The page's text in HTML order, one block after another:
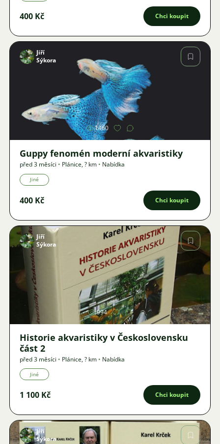
400 Kč Chci koupit
Obrázek
Jiří
Sýkora
1460
Guppy fenomén moderní akvaristiky
před 3 měsíci • Plánice,? km • Nabídka
Jiné
400 Kč Chci koupit
Obrázek
Jiří
Sýkora
994
Historie akvaristiky v Československu
část 2
před 3 měsíci • Plánice,? km • Nabídka
Jiné
1 100 Kč Chci koupit
Jiří
Sýkora